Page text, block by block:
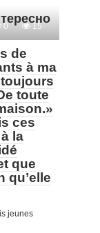
0 15
de
à ma
toute
ces
la
que
qu’elle
jeunes